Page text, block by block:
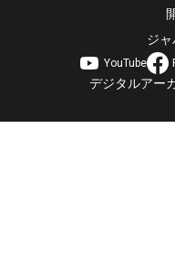
ジ
YouTube
デジタルアー